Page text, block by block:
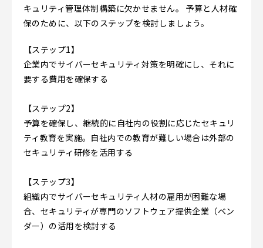
キュリティ管理体制構築に欠かせません。 予算と人材確
保のために、以下のステップを検討しましょう。
【ステップ1】
企業内でサイバーセキュリティ対策を明確にし、それに
要する費用を確保する
【ステップ2】
予算を確保し、継続的に自社内の役割に応じたセキュリ
ティ教育を実施。自社内での教育が難しい場合は外部の
セキュリティ研修を活用する
【ステップ3】
組織内でサイバーセキュリティ人材の雇用が困難な場
合、セキュリティが専門のソフトウェア提供企業（ベン
ダー）の活用を検討する